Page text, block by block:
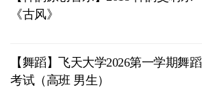
《古风》
【舞蹈】飞天大学2026第一学期舞蹈
考试（高班 男生）